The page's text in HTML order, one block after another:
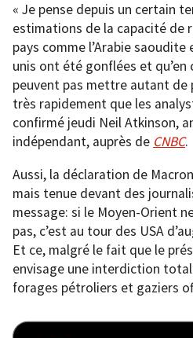
« Je pense depuis un certain
estimations de la capacité de
pays comme l’Arabie
unis ont été gonflées et qu’en
peuvent pas mettre autant de
très rapidement que les
confirmé jeudi Neil Atkinson,
indépendant, auprès de CNBC.
Aussi, la déclaration de
mais tenue devant des
message: si le Moyen-Orient
pas, c’est au tour des USA
Et ce, malgré le fait que le
envisage une interdiction
forages pétroliers et gaziers